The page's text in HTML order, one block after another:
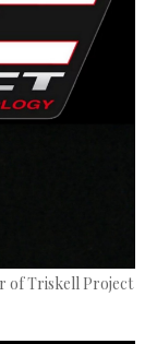
of Triskell Project